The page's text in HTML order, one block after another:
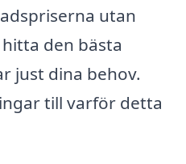
utan
den bästa
just dina behov.
till varför detta